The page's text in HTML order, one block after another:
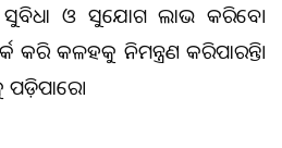
ସୁବିଧା ଓ ସୁଯୋଗ ଲାଭ କରିବେ।
କରି କଳହକୁ ନିମନ୍ତ୍ରଣ କରିପାରନ୍ତି।
ପଡ଼ିପାରେ।